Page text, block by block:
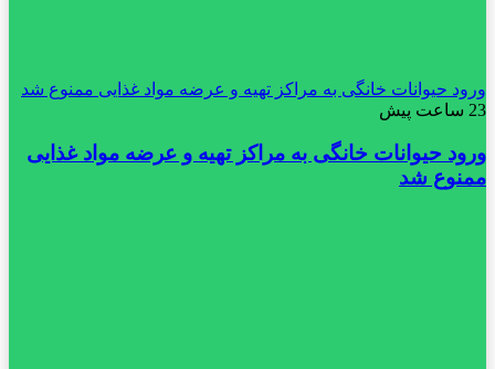
ورود حیوانات خانگی به مراکز تهیه و عرضه مواد غذایی ممنوع شد
23 ساعت پیش
ورود حیوانات خانگی به مراکز تهیه و عرضه مواد غذایی
ممنوع شد